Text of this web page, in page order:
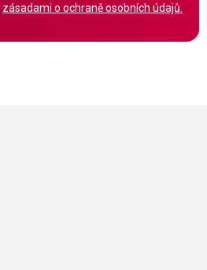
zásadami o ochraně osobních údajů.